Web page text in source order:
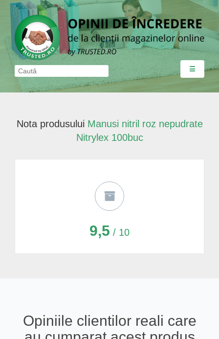
☰
Nota produsului Manusi nitril roz nepudrate
Nitrylex 100buc
9,5 / 10
Opiniile clientilor reali care